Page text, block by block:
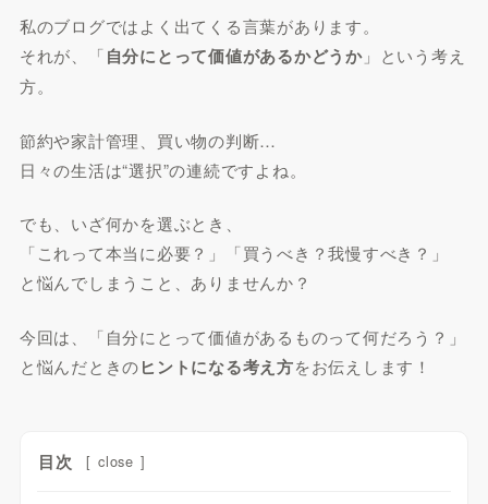
私のブログではよく出てくる言葉があります。
それが、「自分にとって価値があるかどうか」という考え
方。
節約や家計管理、買い物の判断…
日々の生活は“選択”の連続ですよね。
でも、いざ何かを選ぶとき、
「これって本当に必要？」「買うべき？我慢すべき？」
と悩んでしまうこと、ありませんか？
今回は、「自分にとって価値があるものって何だろう？」
と悩んだときのヒントになる考え方をお伝えします！
目次 [ close ]